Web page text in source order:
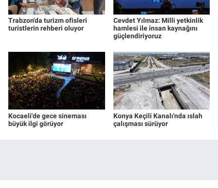
Trabzon'da turizm ofisleri
turistlerin rehberi oluyor
Cevdet Yılmaz: Milli yetkinlik
hamlesi ile insan kaynağını
güçlendiriyoruz
Kocaeli'de gece sineması
büyük ilgi görüyor
Konya Keçili Kanalı'nda ıslah
çalışması sürüyor